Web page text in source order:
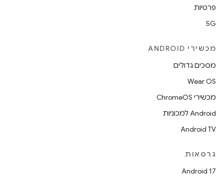
פרטיות
5G
מכשירי ANDROID
מסכים גדולים
Wear OS
מכשירי ChromeOS
Android למכוניות
Android TV
גרסאות
Android 17